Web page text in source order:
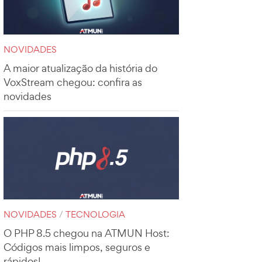
NOVIDADES
A maior atualização da história do
VoxStream chegou: confira as
novidades
NOVIDADES / TECNOLOGIA
O PHP 8.5 chegou na ATMUN Host:
Códigos mais limpos, seguros e